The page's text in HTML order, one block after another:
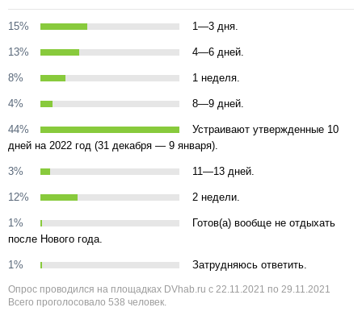
15% 1—3 дня.
13% 4—6 дней.
8% 1 неделя.
4% 8—9 дней.
44%
Устраивают утвержденные 10
дней на 2022 год (31 декабря — 9 января).
3% 11—13 дней.
12% 2 недели.
1%
Готов(а) вообще не отдыхать
после Нового года.
1% Затрудняюсь ответить.
Опрос проводился на площадках DVhab.ru с 22.11.2021 по 29.11.2021
Всего проголосовало 538 человек.